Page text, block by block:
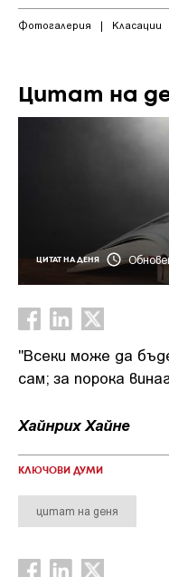
Фотогалерия | Класации
Цитат на
ЦИТАТ НА ДЕНЯ
"Всеки може да
сам; за порока
Хайнрих Хайне
КЛЮЧОВИ ДУМИ
цитат на деня